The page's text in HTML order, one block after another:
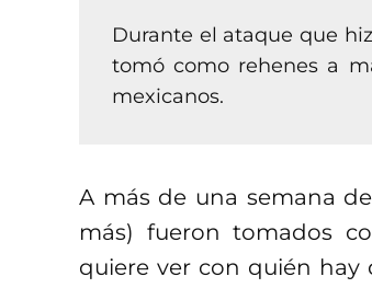
Durante el ataque que
tomó como rehenes a
mexicanos.
A más de una semana
más) fueron tomados
quiere ver con quién hay